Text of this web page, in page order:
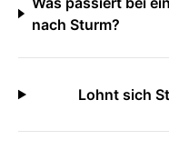
nach Sturm?
Lohnt sich